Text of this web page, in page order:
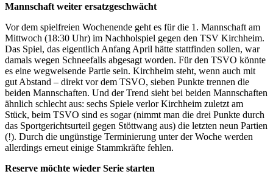
Mannschaft weiter ersatzgeschwächt
Vor dem spielfreien Wochenende geht es für die 1. Mannschaft am
Mittwoch (18:30 Uhr) im Nachholspiel gegen den TSV Kirchheim.
Das Spiel, das eigentlich Anfang April hätte stattfinden sollen, war
damals wegen Schneefalls abgesagt worden. Für den TSVO könnte
es eine wegweisende Partie sein. Kirchheim steht, wenn auch mit
gut Abstand – direkt vor dem TSVO, sieben Punkte trennen die
beiden Mannschaften. Und der Trend sieht bei beiden Mannschaften
ähnlich schlecht aus: sechs Spiele verlor Kirchheim zuletzt am
Stück, beim TSVO sind es sogar (nimmt man die drei Punkte durch
das Sportgerichtsurteil gegen Stöttwang aus) die letzten neun Partien
(!). Durch die ungünstige Terminierung unter der Woche werden
allerdings erneut einige Stammkräfte fehlen.
Reserve möchte wieder Serie starten